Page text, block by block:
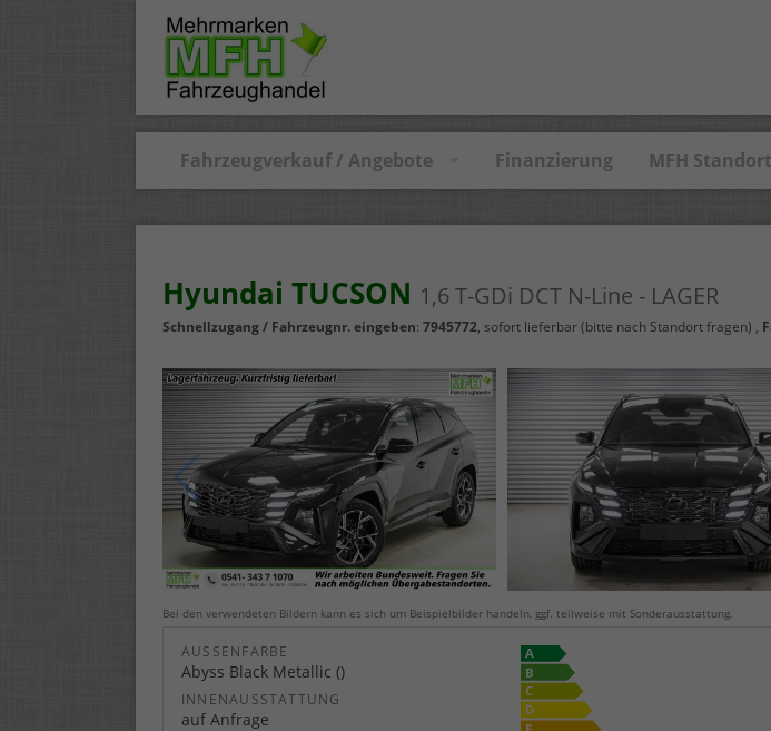
Fahrzeugverkauf / Angebote Finanzierung MFH
Hyundai TUCSON 1,6 T-GDi DCT N-Line - LAGER
Schnellzugang / Fahrzeugnr. eingeben: 7945772, sofort lieferbar (bitte nach Standort fragen) ,
Bei den verwendeten Bildern kann es sich um Beispielbilder handeln, ggf. teilweise mit Sonderausstattung.
AUSSENFARBE
Abyss Black Metallic ()
INNENAUSSTATTUNG
auf Anfrage